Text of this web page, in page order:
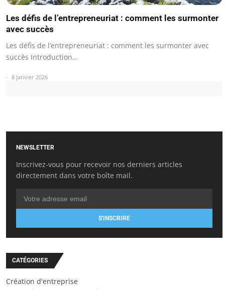
Les défis de l’entrepreneuriat : comment les surmonter
avec succès
Les défis de l’entrepreneuriat : comment les surmonter avec
succès Introduction…
8 janvier 2026
NEWSLETTER
Inscrivez-vous pour recevoir nos derniers articles
directement dans votre boîte mail.
S'INSCRIRE
CATÉGORIES
Création d'entreprise